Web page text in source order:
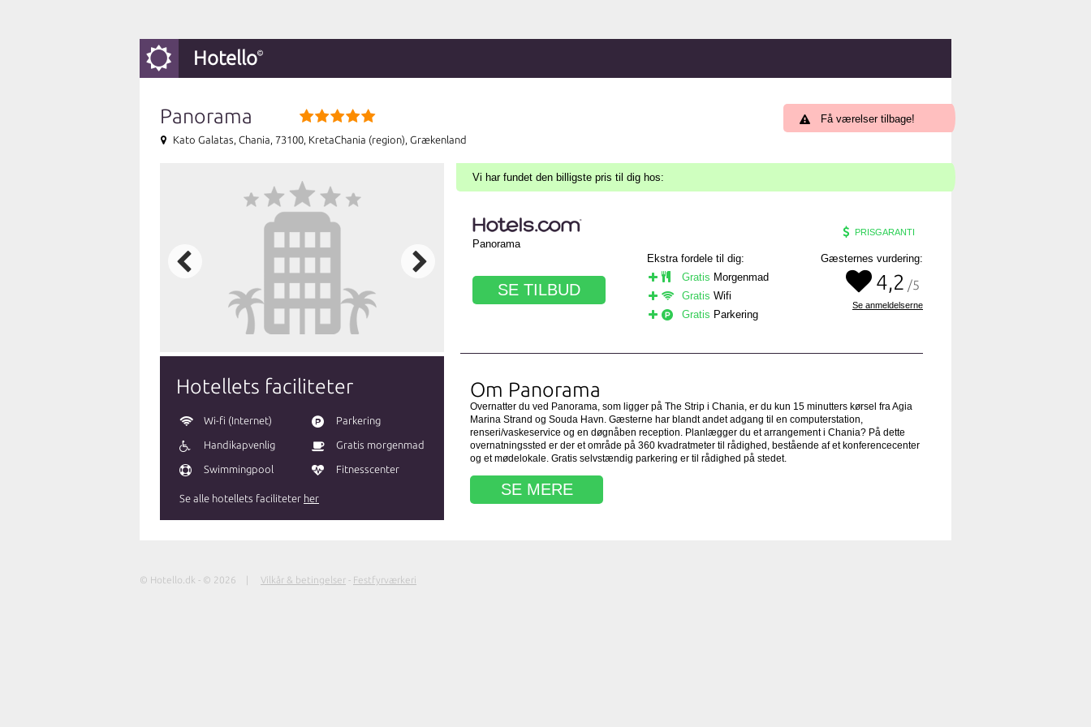
Hotello
Panorama
Kato Galatas, Chania, 73100, KretaChania (region), Grækenland
Få værelser tilbage!
Vi har fundet den billigste pris til dig hos:
Panorama
SE TILBUD
Ekstra fordele til dig:
Gratis Morgenmad
Gratis Wifi
Gratis Parkering
PRISGARANTI
Gæsternes vurdering:
4,2 /5
Se anmeldelserne
Hotellets faciliteter
Wi-fi (Internet) Parkering
Handikapvenlig Gratis morgenmad
Swimmingpool Fitnesscenter
Se alle hotellets faciliteter her
Om Panorama
Overnatter du ved Panorama, som ligger på The Strip i Chania, er du kun 15 minutters kørsel fra Agia
Marina Strand og Souda Havn. Gæsterne har blandt andet adgang til en computerstation,
renseri/vaskeservice og en døgnåben reception. Planlægger du et arrangement i Chania? På dette
overnatningssted er der et område på 360 kvadratmeter til rådighed, bestående af et konferencecenter
og et mødelokale. Gratis selvstændig parkering er til rådighed på stedet.
SE MERE
© Hotello.dk - © 2026 | Vilkår & betingelser - Festfyrværkeri